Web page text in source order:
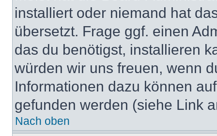
installiert oder niemand hat
übersetzt. Frage ggf. einen
das du benötigst, installieren
würden wir uns freuen, wenn
Informationen dazu können
gefunden werden (siehe Link
Nach oben